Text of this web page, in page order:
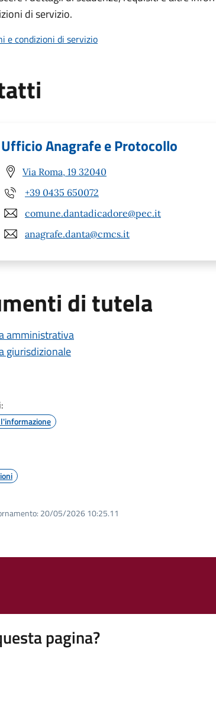
di servizio.
e condizioni di servizio
Ufficio Anagrafe e Protocollo
Via Roma, 19 32040
+39 0435 650072
comune.dantadicadore@pec.it
anagrafe.danta@cmcs.it
di tutela
amministrativa
giurisdizionale
20/05/2026 10:25.11
pagina?